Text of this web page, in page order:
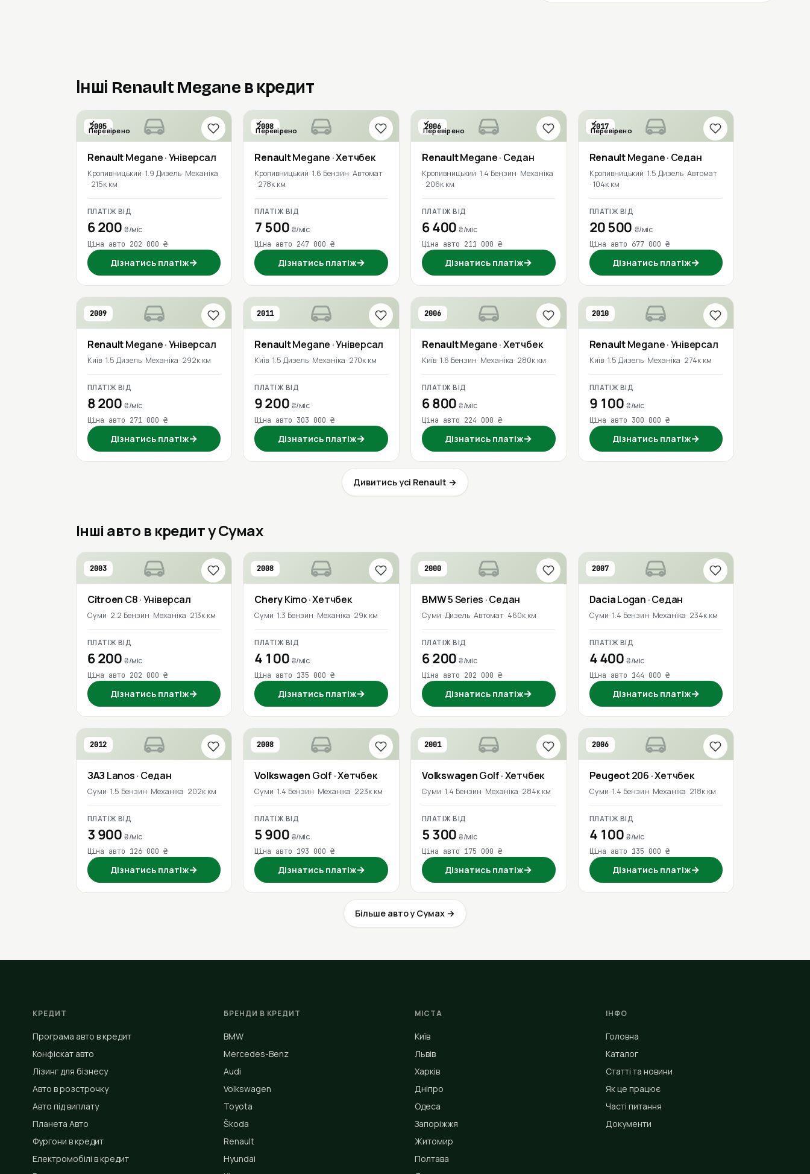
Інші Renault Megane в кредит
2005
Перевірено
RenaultMegane· Універсал
Кропивницький 1.9 Дизель Механіка
215к км
ПЛАТІЖ ВІД
6 200₴/міс
Ціна авто 202 000 ₴
Дізнатись платіж→
2008
Перевірено
RenaultMegane · Хетчбек
Кропивницький 1.6 Бензин Автомат
278к км
ПЛАТІЖ ВІД
7 500 ₴/міс
Ціна авто 247 000 ₴
Дізнатись платіж→
2006
Перевірено
RenaultMegane· Седан
Кропивницький 1.4 Бензин Механіка
206к км
ПЛАТІЖ ВІД
6 400₴/міс
Ціна авто 211 000 ₴
Дізнатись платіж→
2017
Перевірено
RenaultMegane· Седан
Кропивницький 1.5 Дизель Автомат
104к км
ПЛАТІЖ ВІД
20 500 ₴/міс
Ціна авто 677 000 ₴
Дізнатись платіж→
2009
RenaultMegane· Універсал
Київ 1.5 Дизель Механіка 292к км
ПЛАТІЖ ВІД
8 200₴/міс
Ціна авто 271 000 ₴
Дізнатись платіж→
2011
RenaultMegane · Універсал
Київ 1.5 Дизель Механіка 270к км
ПЛАТІЖ ВІД
9 200 ₴/міс
Ціна авто 303 000 ₴
Дізнатись платіж→
2006
RenaultMegane· Хетчбек
Київ 1.6 Бензин Механіка 280к км
ПЛАТІЖ ВІД
6 800₴/міс
Ціна авто 224 000 ₴
Дізнатись платіж→
2010
RenaultMegane· Універсал
Київ 1.5 Дизель Механіка 274к км
ПЛАТІЖ ВІД
9 100 ₴/міс
Ціна авто 300 000 ₴
Дізнатись платіж→
Дивитись усі Renault →
Інші авто в кредит у Сумах
2003
Citroen C8· Універсал
Суми 2.2 Бензин Механіка 213к км
ПЛАТІЖ ВІД
6 200₴/міс
Ціна авто 202 000 ₴
Дізнатись платіж→
2008
CheryKimo· Хетчбек
Суми 1.3 Бензин Механіка 29к км
ПЛАТІЖ ВІД
4 100 ₴/міс
Ціна авто 135 000 ₴
Дізнатись платіж→
2000
BMW5 Series · Седан
Суми Дизель Автомат 460к км
ПЛАТІЖ ВІД
6 200₴/міс
Ціна авто 202 000 ₴
Дізнатись платіж→
2007
DaciaLogan · Седан
Суми 1.4 Бензин Механіка 234к км
ПЛАТІЖ ВІД
4 400 ₴/міс
Ціна авто 144 000 ₴
Дізнатись платіж→
2012
ЗАЗ Lanos· Седан
Суми 1.5 Бензин Механіка 202к км
ПЛАТІЖ ВІД
3 900₴/міс
Ціна авто 126 000 ₴
Дізнатись платіж→
2008
Volkswagen Golf · Хетчбек
Суми 1.4 Бензин Механіка 223к км
ПЛАТІЖ ВІД
5 900 ₴/міс
Ціна авто 193 000 ₴
Дізнатись платіж→
2001
VolkswagenGolf· Хетчбек
Суми 1.4 Бензин Механіка 284к км
ПЛАТІЖ ВІД
5 300₴/міс
Ціна авто 175 000 ₴
Дізнатись платіж→
2006
Peugeot206 · Хетчбек
Суми 1.4 Бензин Механіка 218к км
ПЛАТІЖ ВІД
4 100 ₴/міс
Ціна авто 135 000 ₴
Дізнатись платіж→
Більше авто у Сумах →
КРЕДИТ
Програма авто в кредит
Конфіскат авто
Лізинг для бізнесу
Авто в розстрочку
Авто під виплату
Планета Авто
Фургони в кредит
Електромобілі в кредит
БРЕНДИ В КРЕДИТ
BMW
Mercedes-Benz
Audi
Volkswagen
Toyota
Škoda
Renault
Hyundai
МІСТА
Київ
Львів
Харків
Дніпро
Одеса
Запоріжжя
Житомир
Полтава
ІНФО
Головна
Каталог
Статті та новини
Як це працює
Часті питання
Документи